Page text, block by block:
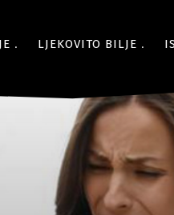
LJEKOVITO BILJE